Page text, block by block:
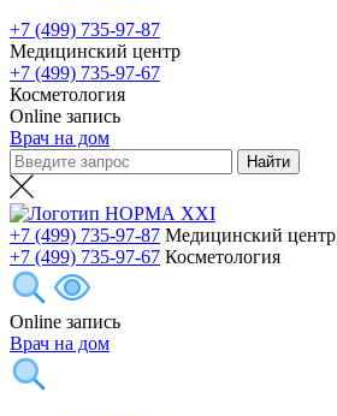
+7 (499) 735-97-87
Медицинский центр
+7 (499) 735-97-67
Косметология
Online запись
Врач на дом
+7 (499) 735-97-87 Медицинский центр
+7 (499) 735-97-67 Косметология
Online запись
Врач на дом